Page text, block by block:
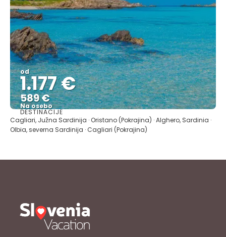
od
1.177 €
589 €
Na osebo
Glej .
DESTINACIJE
Cagliari, Južna Sardinija · Oristano (Pokrajina) · Alghero, Sardinia ·
Olbia, severna Sardinija · Cagliari (Pokrajina)